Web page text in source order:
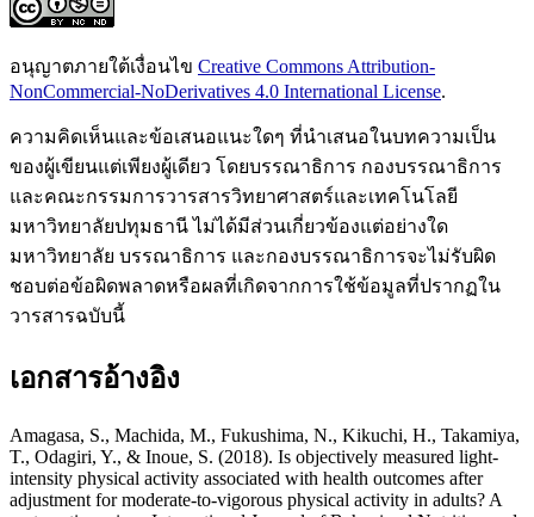
อนุญาตภายใต้เงื่อนไข Creative Commons Attribution-
NonCommercial-NoDerivatives 4.0 International License.
ความคิดเห็นและข้อเสนอแนะใดๆ ที่นำเสนอในบทความเป็น
ของผู้เขียนแต่เพียงผู้เดียว โดยบรรณาธิการ กองบรรณาธิการ
และคณะกรรมการวารสารวิทยาศาสตร์และเทคโนโลยี
มหาวิทยาลัยปทุมธานี ไม่ได้มีส่วนเกี่ยวข้องแต่อย่างใด
มหาวิทยาลัย บรรณาธิการ และกองบรรณาธิการจะไม่รับผิด
ชอบต่อข้อผิดพลาดหรือผลที่เกิดจากการใช้ข้อมูลที่ปรากฏใน
วารสารฉบับนี้
เอกสารอ้างอิง
Amagasa, S., Machida, M., Fukushima, N., Kikuchi, H., Takamiya,
T., Odagiri, Y., & Inoue, S. (2018). Is objectively measured light-
intensity physical activity associated with health outcomes after
adjustment for moderate-to-vigorous physical activity in adults? A